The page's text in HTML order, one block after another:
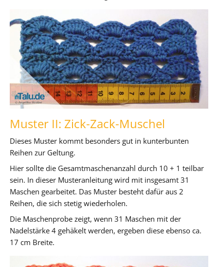
Muster II: Zick-Zack-Muschel
Dieses Muster kommt besonders gut in kunterbunten
Reihen zur Geltung.
Hier sollte die Gesamtmaschenanzahl durch 10 + 1 teilbar
sein. In dieser Musteranleitung wird mit insgesamt 31
Maschen gearbeitet. Das Muster besteht dafür aus 2
Reihen, die sich stetig wiederholen.
Die Maschenprobe zeigt, wenn 31 Maschen mit der
Nadelstärke 4 gehäkelt werden, ergeben diese ebenso ca.
17 cm Breite.